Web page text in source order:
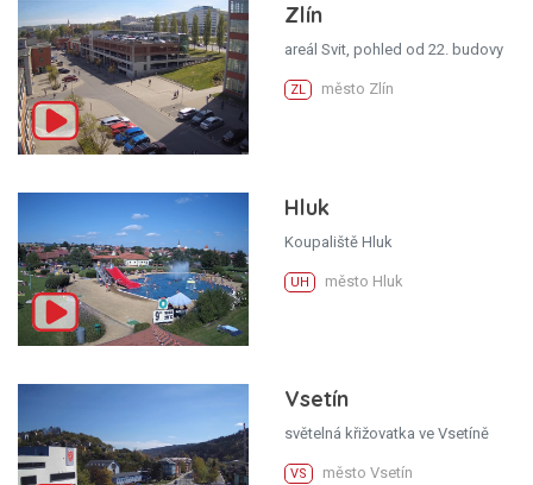
Zlín
areál Svit, pohled od 22. budovy
ZL město Zlín
Hluk
Koupaliště Hluk
UH město Hluk
Vsetín
světelná křižovatka ve Vsetíně
VS město Vsetín